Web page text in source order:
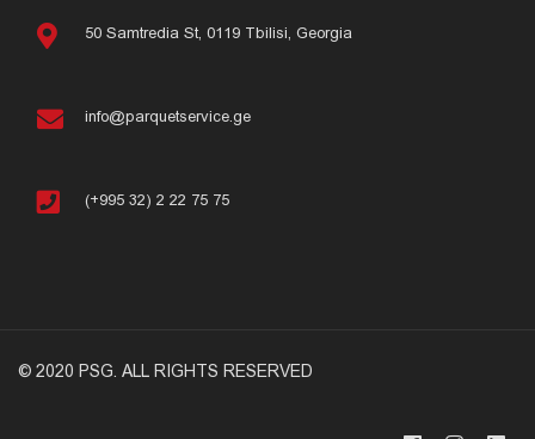
50 Samtredia St, 0119 Tbilisi, Georgia
info@parquetservice.ge
(+995 32) 2 22 75 75
© 2020 PSG. ALL RIGHTS RESERVED